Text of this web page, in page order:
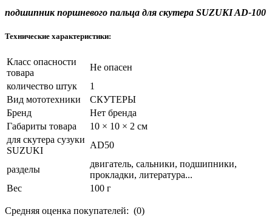
подшипник поршневого пальца для скутера SUZUKI AD-100
Технические характеристики:
Класс опасности
товара
Не опасен
количество штук
1
Вид мототехники
СКУТЕРЫ
Бренд
Нет бренда
Габариты товара
10 × 10 × 2 см
для скутера сузуки
SUZUKI
AD50
разделы
двигатель, сальники, подшипники,
прокладки, литература...
Вес
100 г
Средняя оценка покупателей: (0)